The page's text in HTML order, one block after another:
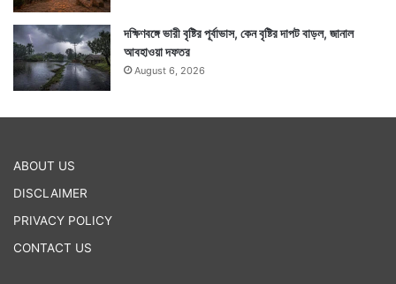
দক্ষিণবঙ্গে ভারী বৃষ্টির পূর্বাভাস, কেন বৃষ্টির দাপট বাড়ল, জানাল
আবহাওয়া দফতর
August 6, 2026
ABOUT US
DISCLAIMER
PRIVACY POLICY
CONTACT US